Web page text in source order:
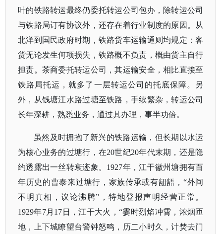
叶的铁路转运最终仍委托转运公司包办，除转运公司
与铁路局订有协议外，还存在着行业制度的原因。从
北洋到国民政府时期，铁路货车运输通则均规定：客
货无论发生何项损失，铁路概不负责，概由货主自行
担责。茶商委托转运公司，其运输安全，相比直接至
铁路局托运，就多了一层转运公司的托底保障。另
外，从钱塘江水路过塘至铁路，手续繁杂，转运公司
长年深耕，熟悉业务，通过其办理，事半功倍。
虽然及时拥抱了新兴的铁路运输，但长期以水运
为核心业务的过塘行，在20世纪20年代末期，还是隐
约透露出一丝转衰迹象。1927年，江干徽州塘拥有百
年历史的曹泰来过塘行，家族传承或有龃龉，“外间
不明真相，议论沸腾”，特地登报声明经营正常。
1929年7月17日，江干大火，“霎时烈焰冲霄，浓烟匝
地，上下城瞭望台警钟怒鸣，历二小时久，计焚去门